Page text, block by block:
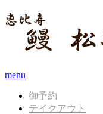
menu
御予約
テイクアウト